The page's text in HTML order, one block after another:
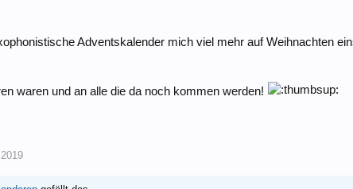
Adventskalender mich viel mehr auf Weihnachten
waren und an alle die da noch kommen werden!